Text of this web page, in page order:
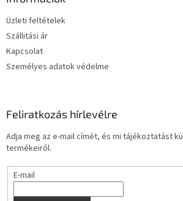
Üzleti feltételek
Szállitási ár
Kapcsolat
Személyes adatok védelme
Feliratkozás hírlevélre
Adja meg az e-mail címét, és mi tájékoztatást
termékeiről.
E-mail